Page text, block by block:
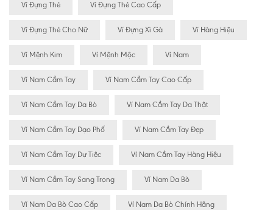
Ví Đựng Thẻ Ví Đựng Thẻ Cao Cấp
Ví Đựng Thẻ Cho Nữ Ví Đựng Xì Gà Ví Hàng Hiệu
Ví Mệnh Kim Ví Mệnh Mộc Ví Nam
Ví Nam Cầm Tay Ví Nam Cầm Tay Cao Cấp
Ví Nam Cầm Tay Da Bò Ví Nam Cầm Tay Da Thật
Ví Nam Cầm Tay Dạo Phố Ví Nam Cầm Tay Đẹp
Ví Nam Cầm Tay Dự Tiệc Ví Nam Cầm Tay Hàng Hiệu
Ví Nam Cầm Tay Sang Trọng Ví Nam Da Bò
Ví Nam Da Bò Cao Cấp Ví Nam Da Bò Chính Hãng